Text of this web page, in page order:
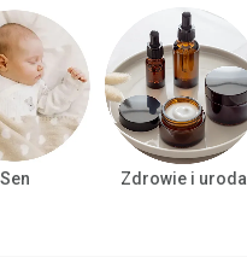
Sen Zdrowie i uroda